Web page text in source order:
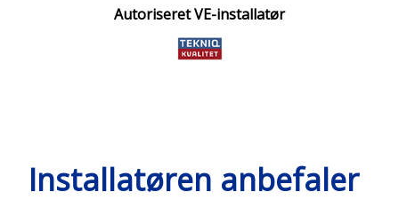
Autoriseret VE-installatør
Installatøren anbefaler